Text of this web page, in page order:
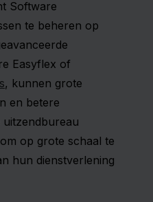
Software
te beheren op
Easyflex of
, kunnen grote
en betere
uitzendbureau
op grote schaal te
hun dienstverlening